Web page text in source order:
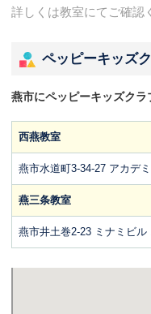
詳しくは教室にてご確認
ペッピーキッズ
燕市にペッピーキッズク
西燕教室
燕市水道町3-34-27 アカデ
燕三条教室
燕市井土巻2-23 ミナミビル